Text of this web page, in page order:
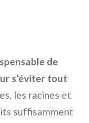
de
s’éviter tout
les racines et
suffisamment